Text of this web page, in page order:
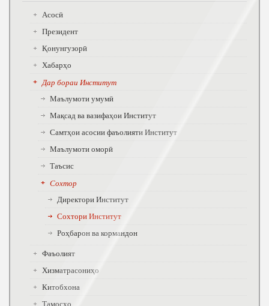
Асосӣ
Президент
Қонунгузорӣ
Хабарҳо
Дар бораи Институт
Маълумоти умумӣ
Мақсад ва вазифаҳои Институт
Самтҳои асосии фаъолияти Институт
Маълумоти оморӣ
Таъсис
Сохтор
Директори Институт
Сохтори Институт
Роҳбарон ва кормандон
Фаъолият
Хизматрасониҳо
Китобхона
Тамосҳо